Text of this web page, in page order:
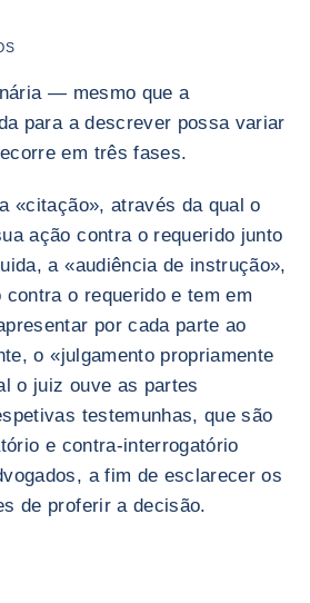
— mesmo que a
para a descrever possa variar
em três fases.
«citação», através da qual o
ação contra o requerido junto
a «audiência de instrução»,
contra o requerido e tem em
por cada parte ao
o «julgamento propriamente
o juiz ouve as partes
testemunhas, que são
e contra-interrogatório
a fim de esclarecer os
de proferir a decisão.